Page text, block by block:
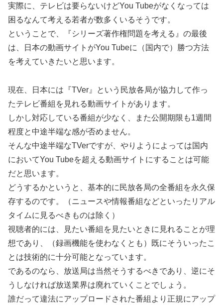
実際に、テレビは要らないけどYou Tubeがなくなっては
困るなんて考える若者が数多くいるそうです。
ということで、『シリーズ著作権問題を考える』の最後
は、日本の動画サイトがYou Tubeに（国内で）勝つ方法
を考えていきたいと思います。
現在、日本には『TVer』という民放各局が協力して作っ
たテレビ番組を見れる動画サイトがあります。
しかし対応している番組が少なく、また公開期限も1週間
程度と中途半端な感が否めません。
そんな中途半端なTVerですが、やりようによっては国内
においてYou Tubeを超える動画サイトにすることは可能
だと思います。
どうするかというと、基本的に民放各局の全番組を永久保
存するのです。（ニュースや情報番組などといったリアル
タイムに見るべきものは除く）
視聴者的には、見たい番組を見たいときに見れることが理
想であり、（録画機能を使わなくとも）既にそういったこ
とは技術的に十分可能となっています。
であるのなら、放送局は当然そうするべきであり、逆にそ
うしなければ放送業界は廃れていくことでしょう。
誰だって違法にアップロードされた番組より正規にアップ